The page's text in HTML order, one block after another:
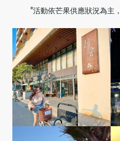
*活動依芒果供應狀況為主